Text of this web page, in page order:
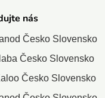
balónovú
párty.
Pretože nie
nič, čo by
im páčilo
viac ako
hra pre
v ktorej sa
nás
Česko Slovensko
Česko Slovensko
Česko Slovensko